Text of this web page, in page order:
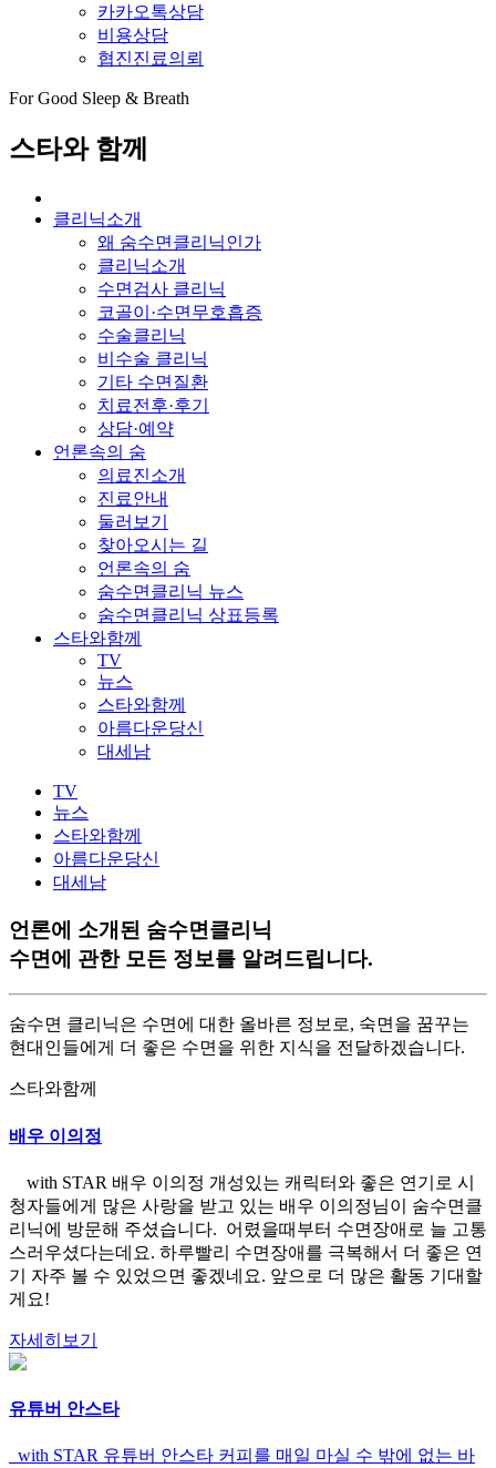
카카오톡상담
비용상담
협진진료의뢰
For Good Sleep & Breath
스타와 함께
클리닉소개
왜 숨수면클리닉인가
클리닉소개
수면검사 클리닉
코골이·수면무호흡증
수술클리닉
비수술 클리닉
기타 수면질환
치료전후·후기
상담·예약
언론속의 숨
의료진소개
진료안내
둘러보기
찾아오시는 길
언론속의 숨
숨수면클리닉 뉴스
숨수면클리닉 상표등록
스타와함께
TV
뉴스
스타와함께
아름다운당신
대세남
TV
뉴스
스타와함께
아름다운당신
대세남
언론에 소개된 숨수면클리닉
수면에 관한 모든 정보를 알려드립니다.
숨수면 클리닉은 수면에 대한 올바른 정보로, 숙면을 꿈꾸는
현대인들에게 더 좋은 수면을 위한 지식을 전달하겠습니다.
스타와함께
배우 이의정
with STAR 배우 이의정 개성있는 캐릭터와 좋은 연기로 시
청자들에게 많은 사랑을 받고 있는 배우 이의정님이 숨수면클
리닉에 방문해 주셨습니다. 어렸을때부터 수면장애로 늘 고통
스러우셨다는데요. 하루빨리 수면장애를 극복해서 더 좋은 연
기 자주 볼 수 있었으면 좋겠네요. 앞으로 더 많은 활동 기대할
게요!
자세히보기
유튜버 안스타
with STAR 유튜버 안스타 커피를 매일 마실 수 밖에 없는 바